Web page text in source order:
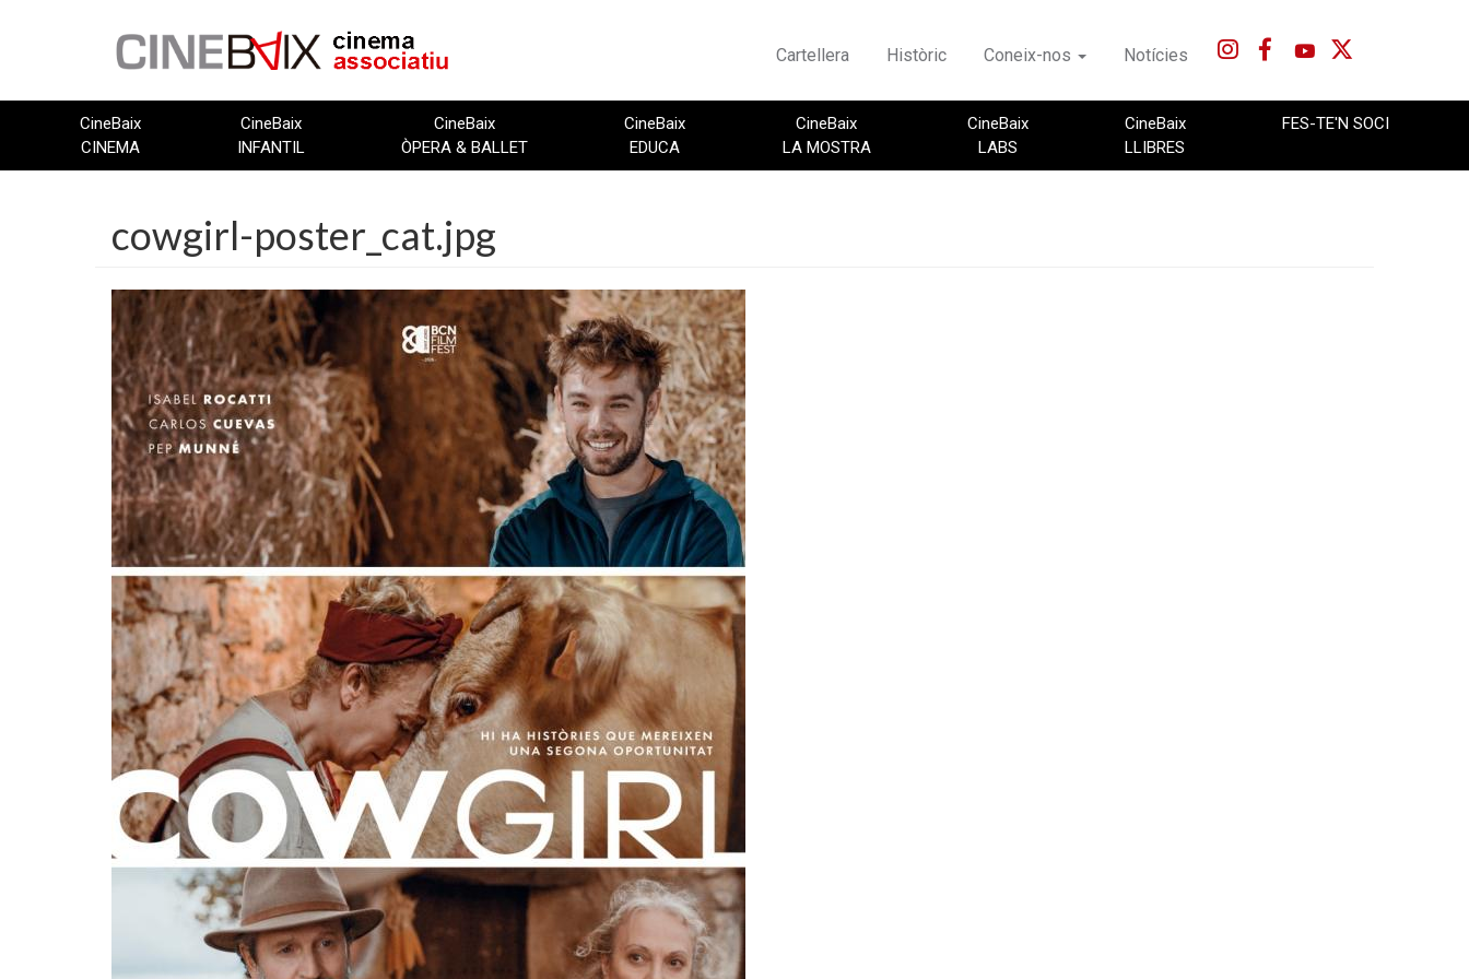
Cartellera Històric Coneix-nos Notícies
CineBaix
CINEMA
CineBaix
INFANTIL
CineBaix
ÒPERA & BALLET
CineBaix
EDUCA
CineBaix
LA MOSTRA
CineBaix
LABS
CineBaix
LLIBRES
FES-TE'N SOCI
cowgirl-poster_cat.jpg